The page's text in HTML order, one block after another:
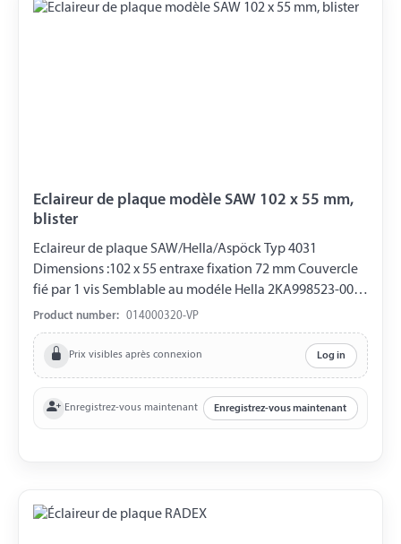
Eclaireur de plaque modèle SAW 102 x 55 mm,
blister
Eclaireur de plaque SAW/Hella/Aspöck Typ 4031
Dimensions :102 x 55 entraxe fixation 72 mm Couvercle
fié par 1 vis Semblable au modéle Hella 2KA998523-001,
emballé sous blister
Product number: 014000320-VP
Prix visibles après connexion Log in
Enregistrez-vous maintenant Enregistrez-vous maintenant